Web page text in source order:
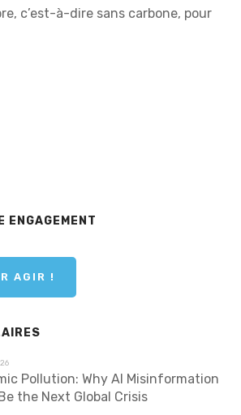
c’est-à-dire sans carbone, pour
ENGAGEMENT
AGIR !
Pollution: Why AI Misinformation
the Next Global Crisis